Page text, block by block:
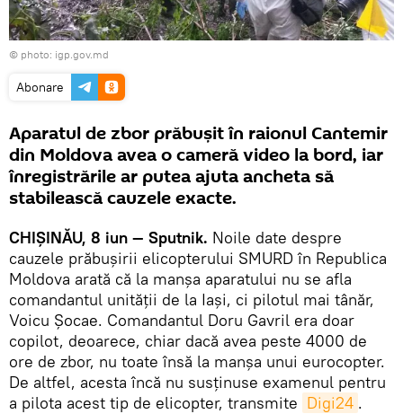
© photo: igp.gov.md
Abonare
Aparatul de zbor prăbuşit în raionul Cantemir
din Moldova avea o cameră video la bord, iar
înregistrările ar putea ajuta ancheta să
stabilească cauzele exacte.
CHIŞINĂU, 8 iun — Sputnik. Noile date despre
cauzele prăbuşirii elicopterului SMURD în Republica
Moldova arată că la manşa aparatului nu se afla
comandantul unităţii de la Iaşi, ci pilotul mai tânăr,
Voicu Şocae. Comandantul Doru Gavril era doar
copilot, deoarece, chiar dacă avea peste 4000 de
ore de zbor, nu toate însă la manşa unui eurocopter.
De altfel, acesta încă nu susţinuse examenul pentru
a pilota acest tip de elicopter, transmite Digi24 .